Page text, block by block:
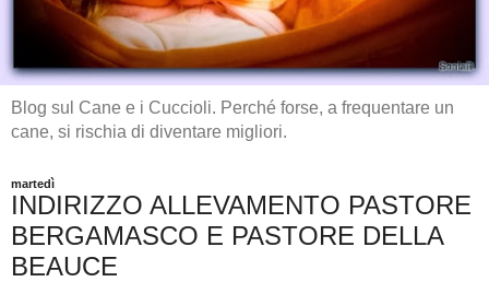
Blog sul Cane e i Cuccioli. Perché forse, a frequentare un
cane, si rischia di diventare migliori.
martedì
INDIRIZZO ALLEVAMENTO PASTORE
BERGAMASCO E PASTORE DELLA
BEAUCE